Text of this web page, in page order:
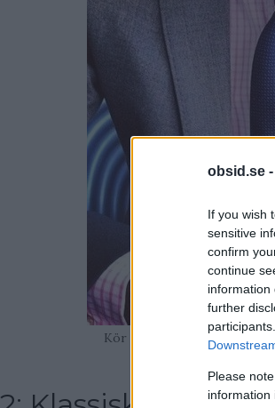
obsid.se -
If you wish
sensitive
confirm
continue
information
further
Please
information
Kör du slips till en cutaway